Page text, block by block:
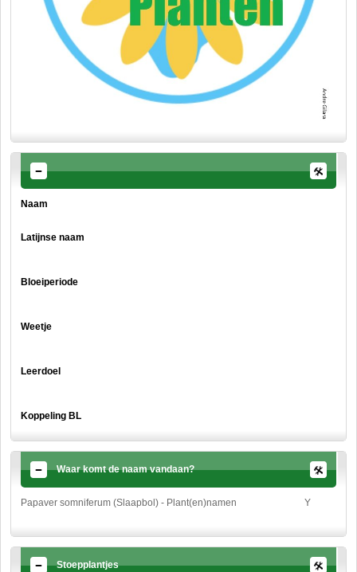
Naam
Latijnse naam
Bloeiperiode
Weetje
Leerdoel
Koppeling BL
Waar komt de naam vandaan?
Papaver somniferum (Slaapbol) - Plant(en)namen Y
Stoepplantjes